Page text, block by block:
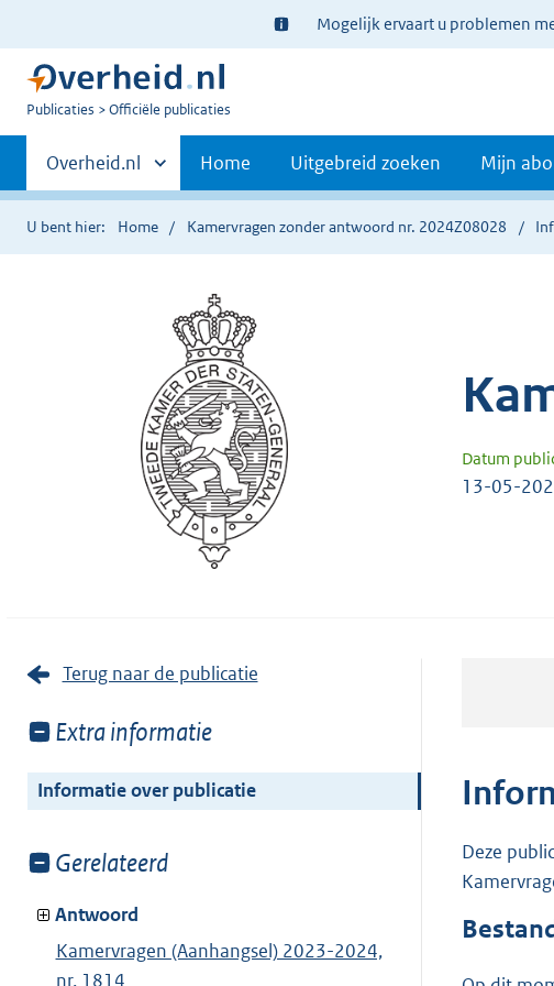
Ter
informatie:
Mogelijk ervaart u problemen
U
Publicaties Officiële publicaties
Primaire
navigatie
Andere
sites
binnen
Overheid.nl Home Uitgebreid zoeken Mijn
U bent hier: Home Kamervragen zonder antwoord nr. 2024Z08028
Datum
13-05-
Terug naar de publicatie
Toon
van:
Extra informatie
Informatie over publicatie
Toon
van:
Gerelateerd
Antwoord
Kamervragen (Aanhangsel) 2023-2024,
nr. 1814
Deze